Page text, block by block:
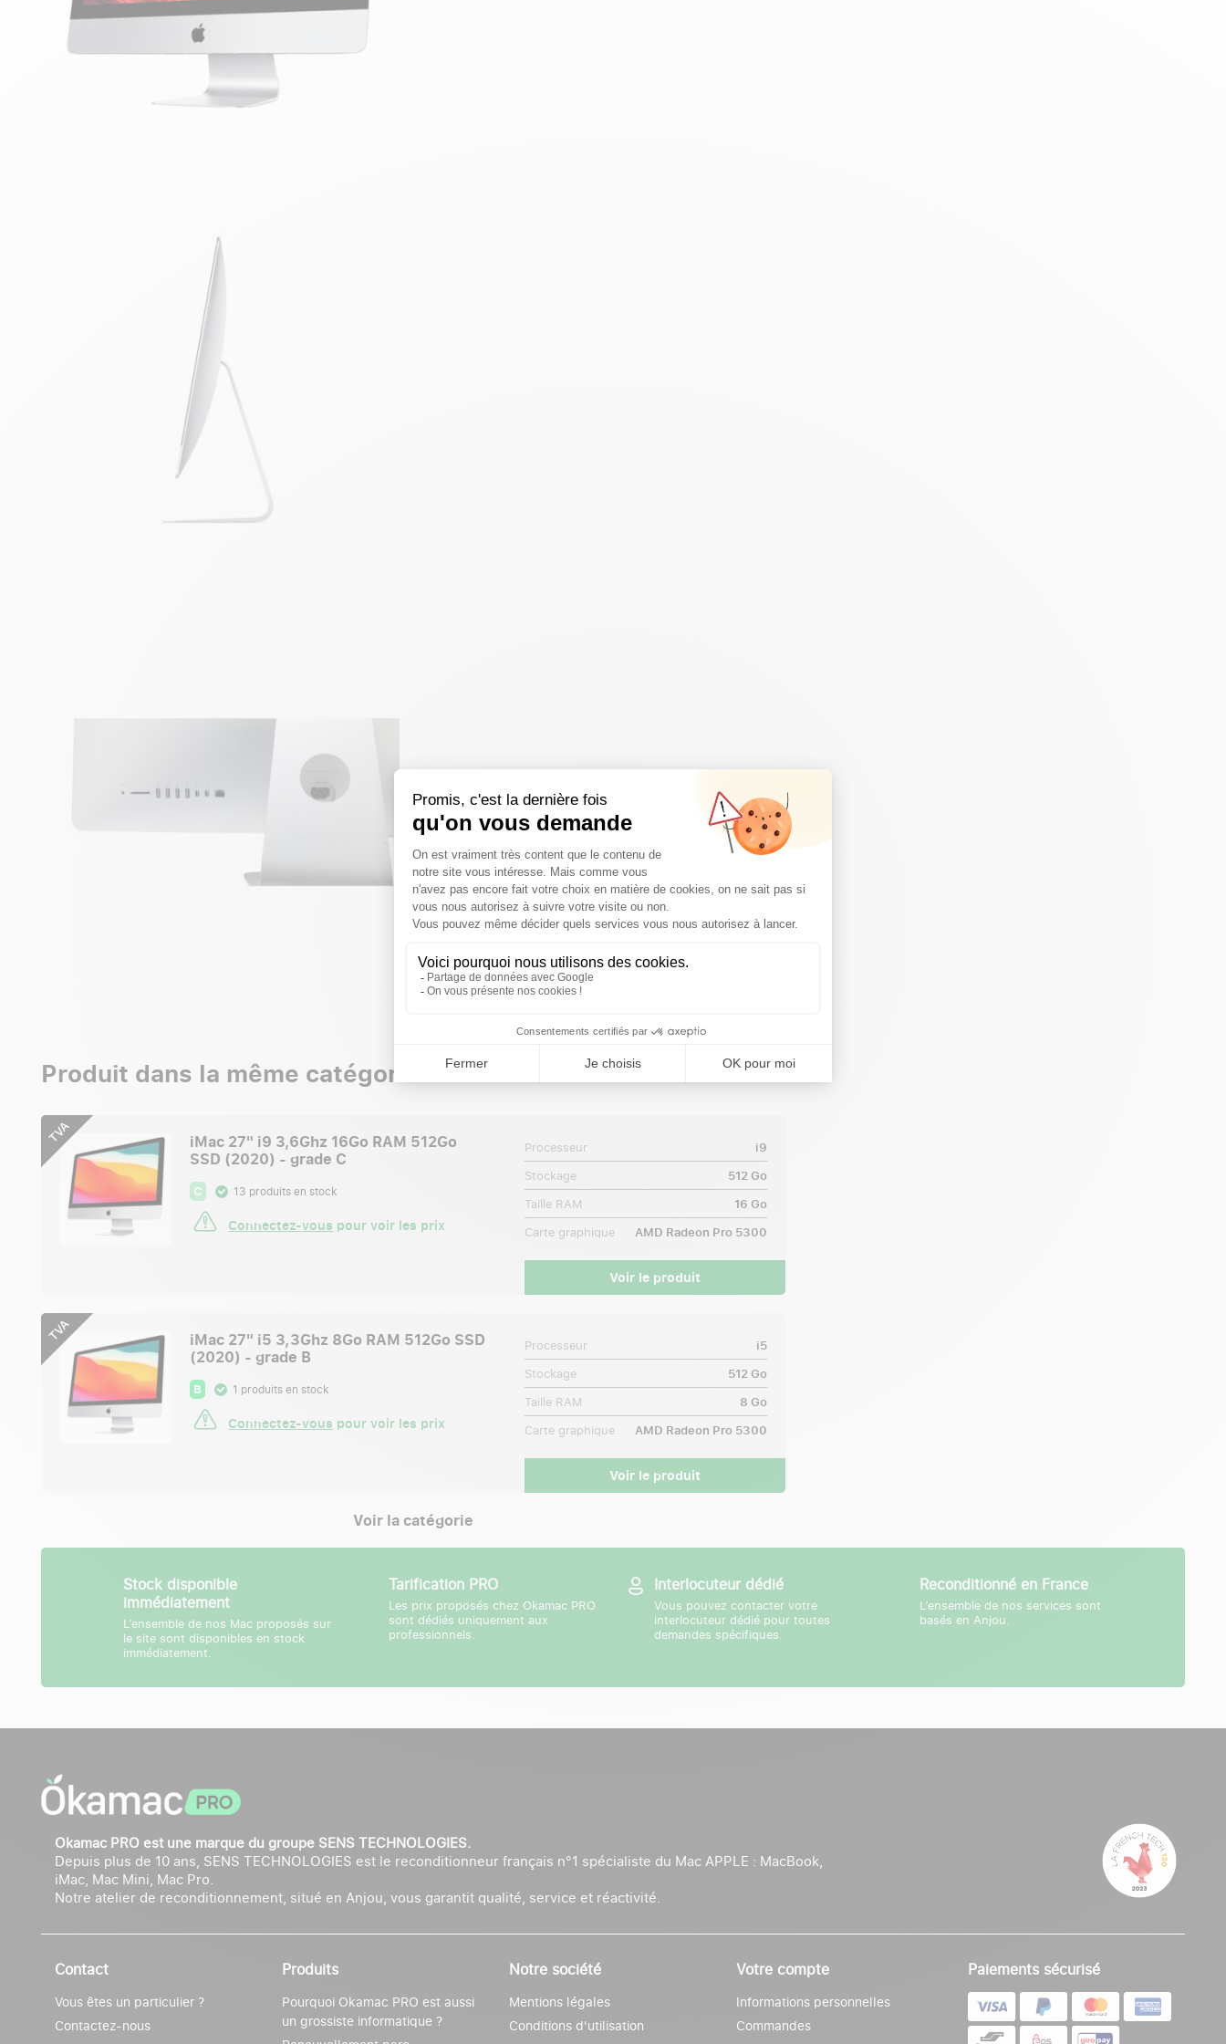
Produit dans la même catégorie
TVA
iMac 27" i9 3,6Ghz 16Go RAM 512Go
SSD (2020) - grade C
C 13 produits en stock
Connectez-vous pour voir les prix
Processeur
i9
Stockage
512 Go
Taille RAM
16 Go
Carte graphique
AMD Radeon Pro 5300
Voir le produit
TVA
iMac 27" i5 3,3Ghz 8Go RAM 512Go SSD
(2020) - grade B
B 1 produits en stock
Connectez-vous pour voir les prix
Processeur
i5
Stockage
512 Go
Taille RAM
8 Go
Carte graphique
AMD Radeon Pro 5300
Voir le produit
Voir la catégorie
Stock disponible
immédiatement
L’ensemble de nos Mac proposés sur
le site sont disponibles en stock
immédiatement.
Tarification PRO
Les prix proposés chez Okamac PRO
sont dédiés uniquement aux
professionnels.
Interlocuteur dédié
Vous pouvez contacter votre
interlocuteur dédié pour toutes
demandes spécifiques.
Reconditionné en France
L’ensemble de nos services sont
basés en Anjou.
Okamac PRO est une marque du groupe SENS TECHNOLOGIES.
Depuis plus de 10 ans, SENS TECHNOLOGIES est le reconditionneur français n°1 spécialiste du Mac APPLE : MacBook,
iMac, Mac Mini, Mac Pro.
Notre atelier de reconditionnement, situé en Anjou, vous garantit qualité, service et réactivité.
Contact
Contactez-nous
Vous êtes un particulier ?
Produits
Pourquoi Okamac PRO est aussi
un grossiste informatique ?
Notre société
Mentions légales
Conditions d'utilisation
Votre compte
Informations personnelles
Commandes
Paiements sécurisé